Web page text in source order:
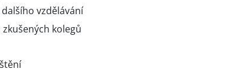
vzdělávání
kolegů